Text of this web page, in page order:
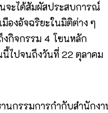
นจะได้สัมผัสประสบการณ์
องอัจฉริยะในมิติต่าง ๆ
งกิจกรรม 4 โซนหลัก
นี้ไปจนถึงวันที่ 22 ตุลาคม
นกรรมการกำกับสำนักง